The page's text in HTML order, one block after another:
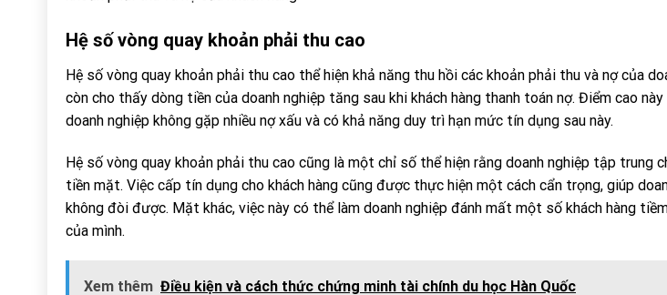
Hệ số vòng quay khoản phải thu cao
Hệ số vòng quay khoản phải thu cao thể hiện khả năng thu hồi các khoản phải thu và nợ của
còn cho thấy dòng tiền của doanh nghiệp tăng sau khi khách hàng thanh toán nợ. Điểm cao
doanh nghiệp không gặp nhiều nợ xấu và có khả năng duy trì hạn mức tín dụng sau này.
Hệ số vòng quay khoản phải thu cao cũng là một chỉ số thể hiện rằng doanh nghiệp tập trung
tiền mặt. Việc cấp tín dụng cho khách hàng cũng được thực hiện một cách cẩn trọng, giúp
không đòi được. Mặt khác, việc này có thể làm doanh nghiệp đánh mất một số khách hàng
của mình.
Xem thêm Điều kiện và cách thức chứng minh tài chính du học Hàn Quốc